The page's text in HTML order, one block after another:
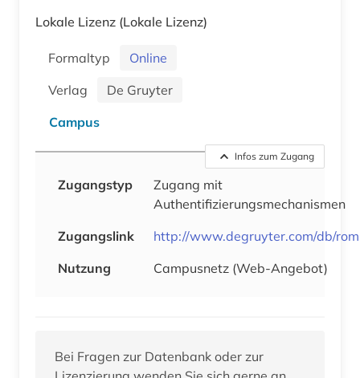
Lokale Lizenz (Lokale Lizenz)
Formaltyp
Online
Verlag
De Gruyter
Campus
Infos zum Zugang
Zugangstyp
Zugang mit
Authentifizierungsmechanismen
Zugangslink
http://www.degruyter.com/db/rom
Nutzung
Campusnetz (Web-Angebot)
Bei Fragen zur Datenbank oder zur